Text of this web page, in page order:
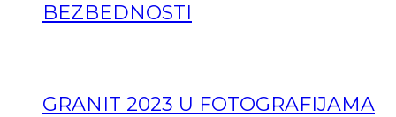
BEZBEDNOSTI
GRANIT 2023 U FOTOGRAFIJAMA